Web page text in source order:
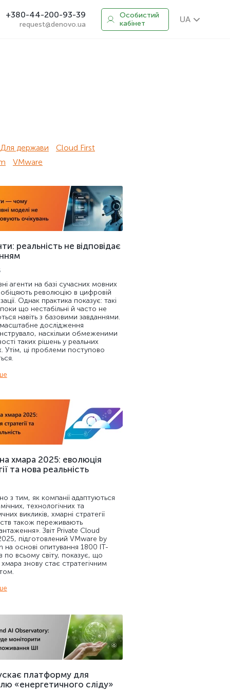
+380-44-200-93-39
request@denovo.ua
Особистий
кабінет
UA
Для держави
Cloud First
VMware
реальність не відповідає
агенти на базі сучасних мовних
революцію в цифровій
Однак практика показує: такі
що нестабільні й часто не
навіть з базовими завданнями.
дослідження
наскільки обмеженими
таких рішень у реальних
Утім, ці проблеми поступово
хмара 2025: еволюція
та нова реальність
з тим, як компанії адаптуються
технологічних та
викликів, хмарні стратегії
також переживають
Звіт Private Cloud
підготовлений VMware by
на основі опитування 1800 ІТ-
по всьому світу, показує, що
знову стає стратегічним
платформу для
«енергетичного сліду»